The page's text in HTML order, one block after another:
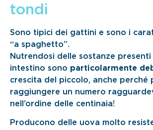
tondi
Sono tipici dei gattini e sono i
“a spaghetto”.
Nutrendosi delle sostanze presenti
intestino sono particolarmente
crescita del piccolo, anche perché
raggiungere un numero
nell’ordine delle centinaia!
Producono delle uova molto